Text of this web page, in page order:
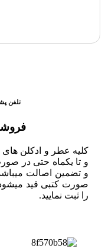
تلفن
کلیه عطر و ادکلن
و تا یکماه حتی در
و تضمین اصالت
صورت کتبی قید
را ثبت نمایید.